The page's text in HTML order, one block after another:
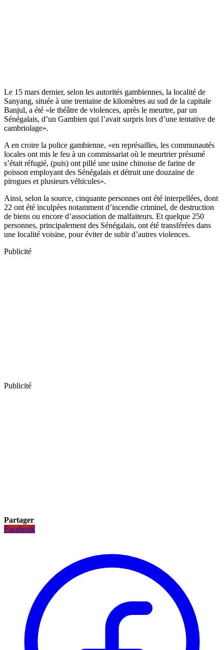
Le 15 mars dernier, selon les autorités gambiennes, la localité de
Sanyang, située à une trentaine de kilomètres au sud de la capitale
Banjul, a été «le théâtre de violences, après le meurtre, par un
Sénégalais, d’un Gambien qui l’avait surpris lors d’une tentative de
cambriolage».
A en croire la police gambienne, «en représailles, les communautés
locales ont mis le feu à un commissariat où le meurtrier présumé
s’était réfugié, (puis) ont pillé une usine chinoise de farine de
poisson employant des Sénégalais et détruit une douzaine de
pirogues et plusieurs véhicules».
Ainsi, selon la source, cinquante personnes ont été interpellées, dont
22 ont été inculpées notamment d’incendie criminel, de destruction
de biens ou encore d’association de malfaiteurs. Et quelque 250
personnes, principalement des Sénégalais, ont été transférées dans
une localité voisine, pour éviter de subir d’autres violences.
Publicité
Publicité
Partager
Facebook